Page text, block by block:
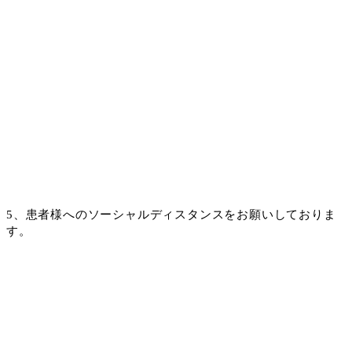
5
、患者様へのソーシャルディスタンスをお願いしておりま
す。